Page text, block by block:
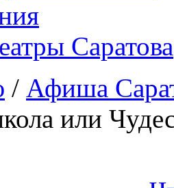
Саратова
/ Афиша
или